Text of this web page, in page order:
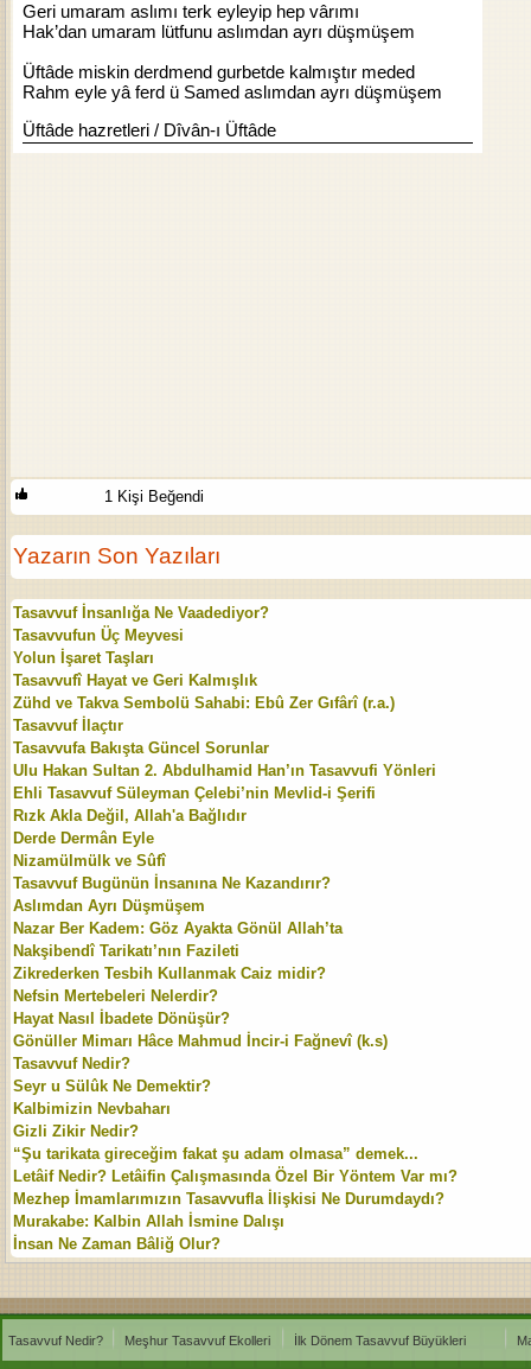
Geri umaram aslımı terk eyleyip hep vârımı
Hak’dan umaram lütfunu aslımdan ayrı düşmüşem
Üftâde miskin derdmend gurbetde kalmıştır meded
Rahm eyle yâ ferd ü Samed aslımdan ayrı düşmüşem
Üftâde hazretleri / Dîvân-ı Üftâde
1 Kişi Beğendi
Yazarın Son Yazıları
Tasavvuf İnsanlığa Ne Vaadediyor?
Tasavvufun Üç Meyvesi
Yolun İşaret Taşları
Tasavvufî Hayat ve Geri Kalmışlık
Zühd ve Takva Sembolü Sahabi: Ebû Zer Gıfârî (r.a.)
Tasavvuf İlaçtır
Tasavvufa Bakışta Güncel Sorunlar
Ulu Hakan Sultan 2. Abdulhamid Han’ın Tasavvufi Yönleri
Ehli Tasavvuf Süleyman Çelebi’nin Mevlid-i Şerifi
Rızk Akla Değil, Allah'a Bağlıdır
Derde Dermân Eyle
Nizamülmülk ve Sûfî
Tasavvuf Bugünün İnsanına Ne Kazandırır?
Aslımdan Ayrı Düşmüşem
Nazar Ber Kadem: Göz Ayakta Gönül Allah’ta
Nakşibendî Tarikatı’nın Fazileti
Zikrederken Tesbih Kullanmak Caiz midir?
Nefsin Mertebeleri Nelerdir?
Hayat Nasıl İbadete Dönüşür?
Gönüller Mimarı Hâce Mahmud İncir-i Fağnevî (k.s)
Tasavvuf Nedir?
Seyr u Sülûk Ne Demektir?
Kalbimizin Nevbaharı
Gizli Zikir Nedir?
“Şu tarikata gireceğim fakat şu adam olmasa” demek...
Letâif Nedir? Letâifin Çalışmasında Özel Bir Yöntem Var mı?
Mezhep İmamlarımızın Tasavvufla İlişkisi Ne Durumdaydı?
Murakabe: Kalbin Allah İsmine Dalışı
İnsan Ne Zaman Bâliğ Olur?
Tasavvuf Nedir? Meşhur Tasavvuf Ekolleri İlk Dönem Tasavvuf Büyükleri